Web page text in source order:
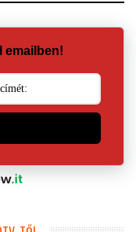
emailben!